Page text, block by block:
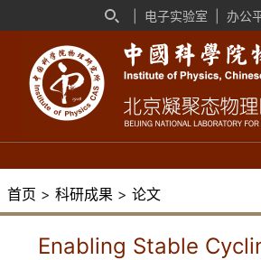
电子实验室 办公
首页 > 科研成果 > 论文
Enabling Stable